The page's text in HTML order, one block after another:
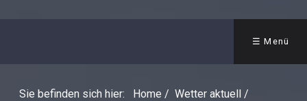
☰ Menü
Sie befinden sich hier: Home / Wetter aktuell /